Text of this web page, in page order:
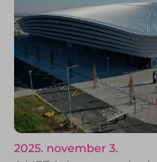
2025. november 3.